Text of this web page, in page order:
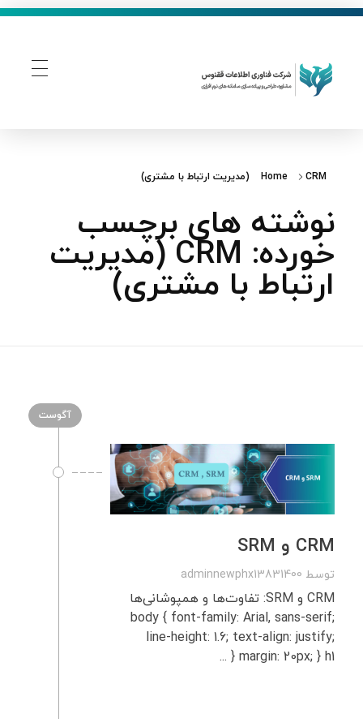
Home CRM (مدیریت ارتباط با مشتری)
نوشته های برچسب
خورده: CRM (مدیریت
ارتباط با مشتری)
آگوست
CRM و SRM
توسط adminnewphx13831400
CRM و SRM: تفاوت‌ها و همپوشانی‌ها
body { font-family: Arial, sans-serif;
line-height: 1.6; text-align: justify;
margin: 20px; } h1 { ...